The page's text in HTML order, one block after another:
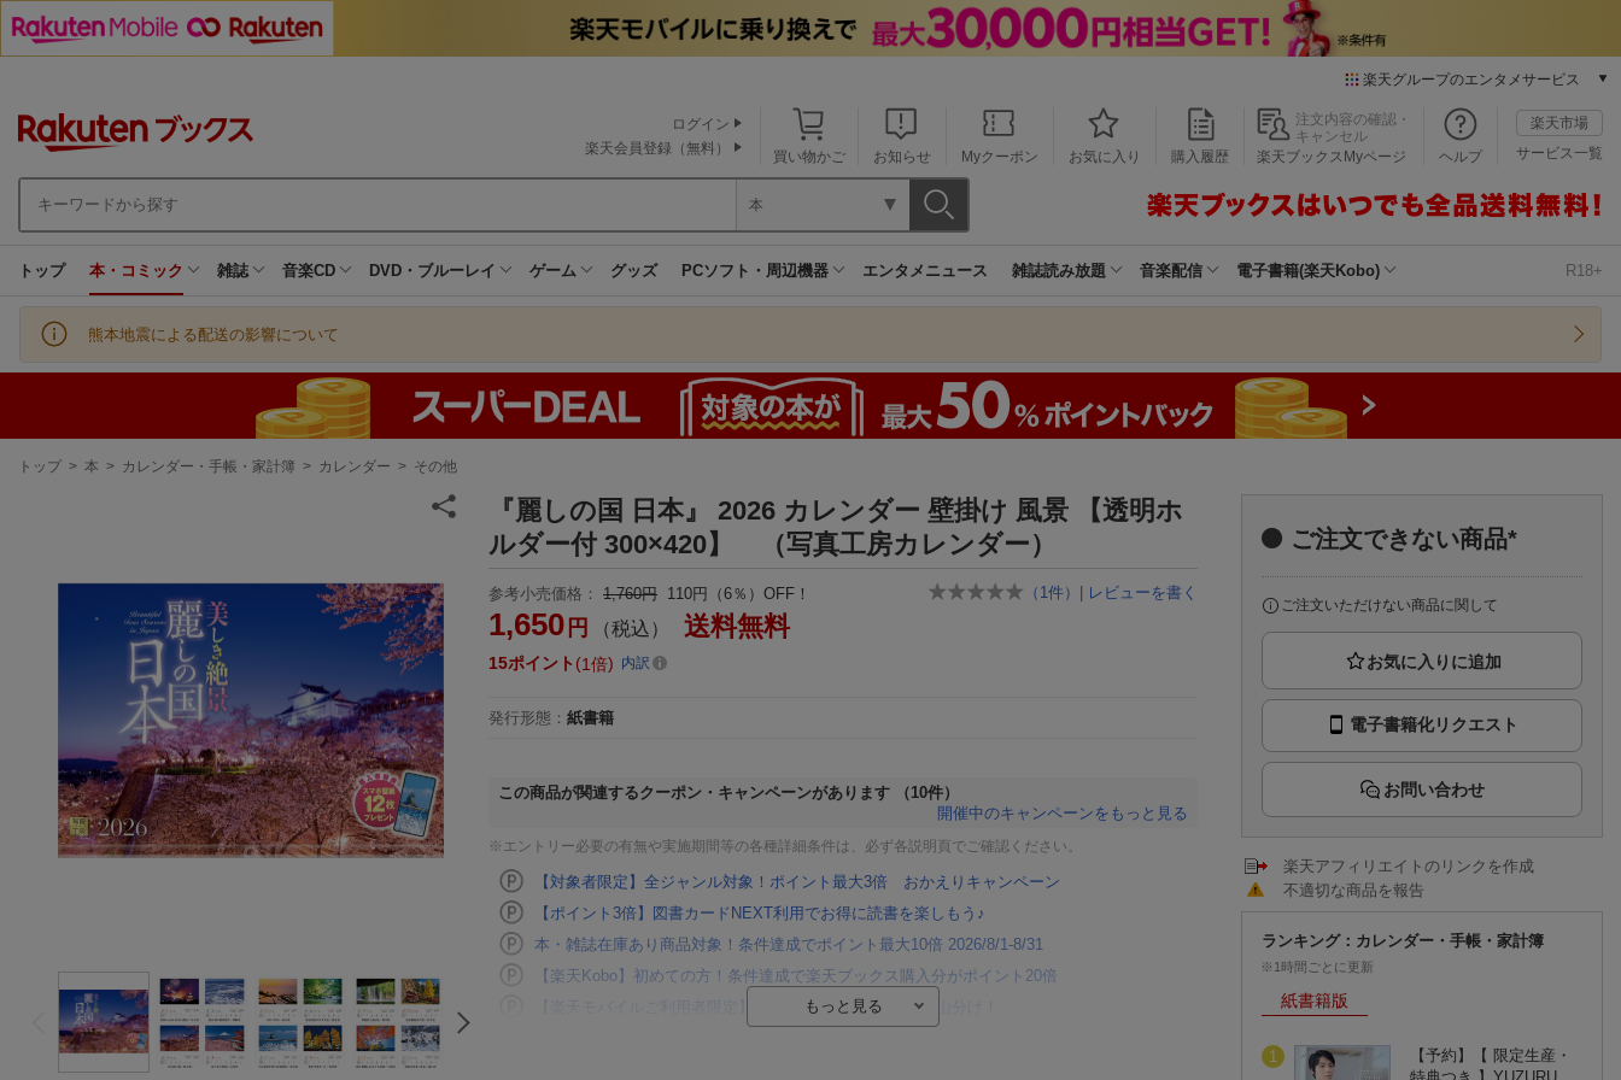
楽天グループのエンタメサービス
本/ゲーム/CD/DVD
楽天ブックス
楽天Kobo
楽天チケット
エンタメニュース
推し楽
買い物かご お知らせ Myクーポン お気に入り 購入履歴
注文内容の確認・
キャンセル
楽天ブックスMyページ
ヘルプ
楽天市場
サービス一覧
ログイン
楽天会員登録（無料）
本
トップ 本・コミック 雑誌 音楽CD DVD・ブルーレイ ゲーム グッズ PCソフト・周辺機器 エンタメニュース 雑誌読み放題 音楽配信 電子書籍(楽天Kobo) R18+
熊本地震による配送の影響について
現
トップ > 本 > カレンダー・手帳・家計簿 > カレンダー > その他
『麗しの国 日本』 2026 カレンダー 壁掛け 風景 【透明ホ
ルダー付 300×420】 （写真工房カレンダー）
（ 1件） | レビューを書く
参考小売価格： 1,760円 110円（6％）OFF！
1,650 円 （税込） 送料無料
15ポイント 1倍 内訳
発行形態 ： 紙書籍
この商品が関連するクーポン・キャンペーンがあります
（10件）
開催中のキャンペーンをもっと見る
※エントリー必要の有無や実施期間等の各種詳細条件は、必ず各説明頁でご確認ください。
【対象者限定】全ジャンル対象！ポイント最大3倍 おかえりキャンペーン
【ポイント3倍】図書カードNEXT利用でお得に読書を楽しもう♪
本・雑誌在庫あり商品対象！条件達成でポイント最大10倍 2026/8/1-8/31
【楽天Kobo】初めての方！条件達成で楽天ブックス購入分がポイント20倍
【楽天モバイルご利用者限定】条件達成で100万ポイント山分け！
ご注文できない商品*
ご注文いただけない商品に関して
電子書籍化リクエスト
お問い合わせ
楽天アフィリエイトのリンクを作成
不適切な商品を報告
ランキング：カレンダー・手帳・家計簿
※1時間ごとに更新
紙書籍版
1
【予約】【 限定生産・